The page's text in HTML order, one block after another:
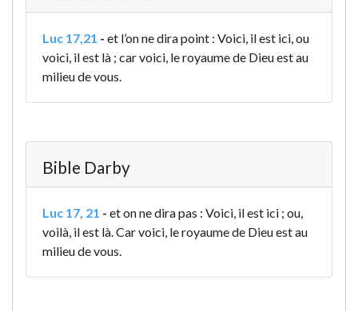
Luc 17,21 - et l’on ne dira point : Voici, il est ici, ou
voici, il est là ; car voici, le royaume de Dieu est au
milieu de vous.
Bible Darby
Luc 17, 21 - et on ne dira pas : Voici, il est ici ; ou,
voilà, il est là. Car voici, le royaume de Dieu est au
milieu de vous.